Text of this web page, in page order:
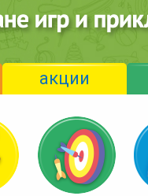
акции